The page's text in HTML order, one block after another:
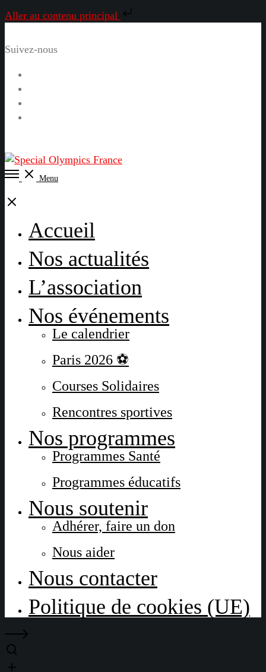
Aller au contenu principal
Suivez-nous
Open
Menu
Close
Accueil
Nos actualités
L’association
Nos événements
Le calendrier
Paris 2026 ⚽
Courses Solidaires
Rencontres sportives
Nos programmes
Programmes Santé
Programmes éducatifs
Nous soutenir
Adhérer, faire un don
Nous aider
Nous contacter
Politique de cookies (UE)